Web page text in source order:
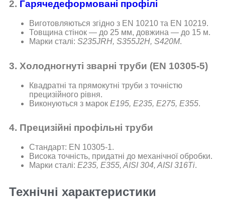
2. Гарячедеформовані профілі
Виготовляються згідно з EN 10210 та EN 10219.
Товщина стінок — до 25 мм, довжина — до 15 м.
Марки сталі: S235JRH, S355J2H, S420M.
3. Холодногнуті зварні труби (EN 10305-5)
Квадратні та прямокутні труби з точністю
прецизійного рівня.
Виконуються з марок E195, E235, E275, E355.
4. Прецизійні профільні труби
Стандарт: EN 10305-1.
Висока точність, придатні до механічної обробки.
Марки сталі: E235, E355, AISI 304, AISI 316Ti.
Технічні характеристики